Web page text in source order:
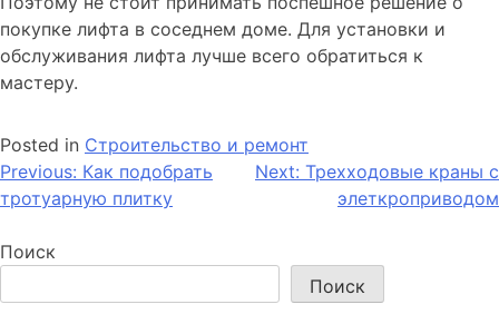
покупке лифта в соседнем доме. Для установки и
обслуживания лифта лучше всего обратиться к
мастеру.
Posted in Строительство и ремонт
Навигация
по
записям
Previous: Как подобрать
тротуарную плитку
Next: Трехходовые краны с
элеткроприводом
Поиск
Поиск